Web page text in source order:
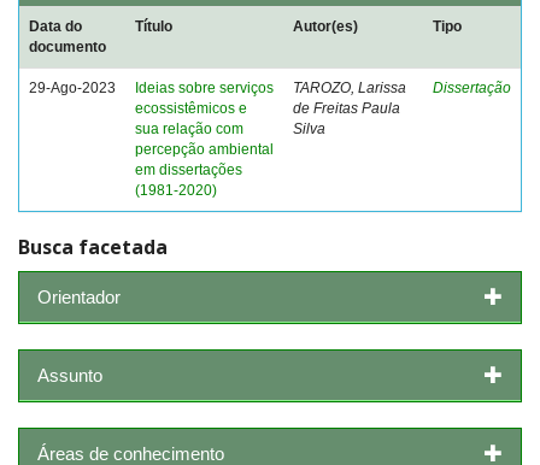
Data do
documento
Título Autor(es) Tipo
29-Ago-2023
Ideias sobre serviços
ecossistêmicos e
sua relação com
percepção ambiental
em dissertações
(1981-2020)
TAROZO, Larissa
de Freitas Paula
Silva
Dissertação
Busca facetada
Orientador
Assunto
Áreas de conhecimento